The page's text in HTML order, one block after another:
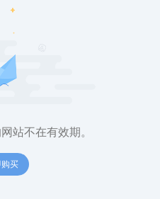
站不在有效期。
购买